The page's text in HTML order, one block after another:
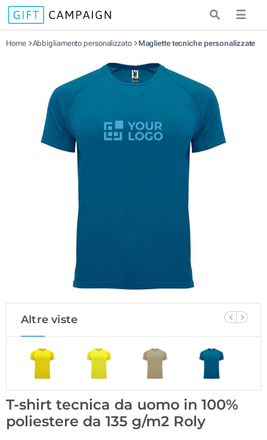
☰
Home Abbigliamento personalizzato Magliette tecniche personalizzate
Altre viste
T-shirt tecnica da uomo in 100%
poliestere da 135 g/m2 Roly